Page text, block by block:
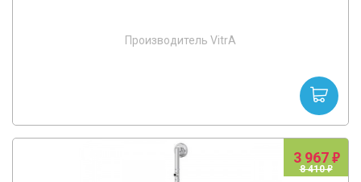
Производитель VitrA
3 967
8 410